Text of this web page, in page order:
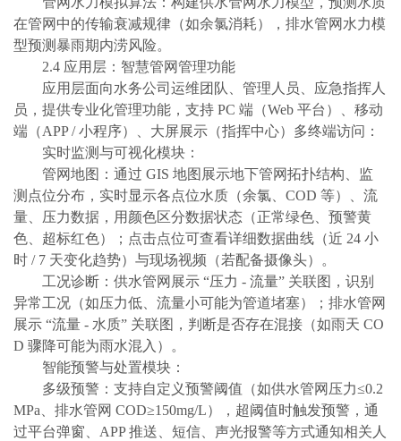
在管网中的传输衰减规律（如余氯消耗），排水管网水力模
型预测暴雨期内涝风险。
2.4 应用层：智慧管网管理功能
应用层面向水务公司运维团队、管理人员、应急指挥人
员，提供专业化管理功能，支持 PC 端（Web 平台）、移动
端（APP / 小程序）、大屏展示（指挥中心）多终端访问：
实时监测与可视化模块：
管网地图：通过 GIS 地图展示地下管网拓扑结构、监
测点位分布，实时显示各点位水质（余氯、COD 等）、流
量、压力数据，用颜色区分数据状态（正常绿色、预警黄
色、超标红色）；点击点位可查看详细数据曲线（近 24 小
时 / 7 天变化趋势）与现场视频（若配备摄像头）。
工况诊断：供水管网展示 “压力 - 流量” 关联图，识别
异常工况（如压力低、流量小可能为管道堵塞）；排水管网
展示 “流量 - 水质” 关联图，判断是否存在混接（如雨天 CO
D 骤降可能为雨水混入）。
智能预警与处置模块：
多级预警：支持自定义预警阈值（如供水管网压力≤0.2
MPa、排水管网 COD≥150mg/L），超阈值时触发预警，通
过平台弹窗、APP 推送、短信、声光报警等方式通知相关人